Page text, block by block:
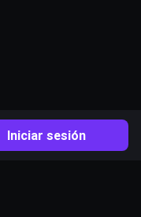
Iniciar sesión